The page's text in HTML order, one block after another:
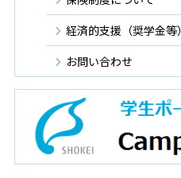
経済的支援（奨学金等）
お問い合わせ